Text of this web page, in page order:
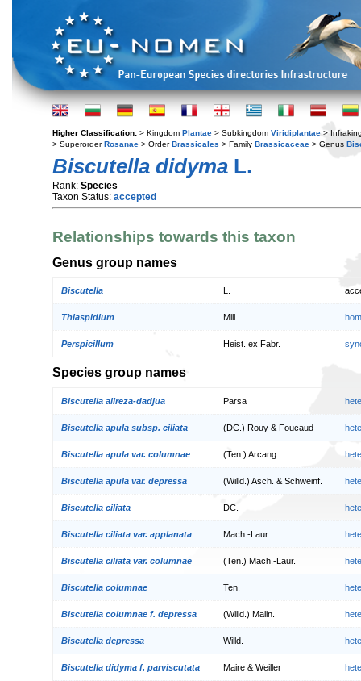
Higher Classification: > Kingdom Plantae > Subkingdom Viridiplantae >
> SuperorderRosanae > OrderBrassicales > Family Brassicaceae > Genus
Biscutella didyma L.
Rank: Species
Taxon Status: accepted
Relationships towards this taxon
Genus group names
Biscutella
Thlaspidium Mill.
Perspicillum Heist. ex Fabr.
Species group names
Biscutella alireza-dadjua Parsa
Biscutella apula subsp. ciliata (DC.) Rouy & Foucaud
Biscutella apula var. columnae (Ten.) Arcang.
Biscutella apula var. depressa (Willd.) Asch. & Schweinf.
Biscutella ciliata DC.
Biscutella ciliata var. applanata Mach.-Laur.
Biscutella ciliata var. columnae (Ten.) Mach.-Laur.
Biscutella columnae Ten.
Biscutella columnae f. depressa (Willd.) Malin.
Biscutella depressa Willd.
Biscutella didyma f. parviscutata Maire & Weiller